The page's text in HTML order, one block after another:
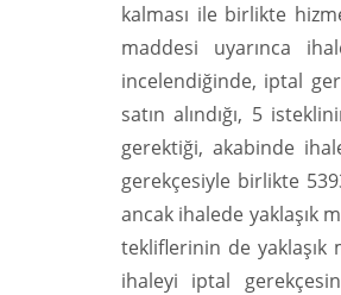
kalması ile birlikte
maddesi uyarınca
incelendiğinde, iptal
satın alındığı, 5
gerektiği, akabinde
gerekçesiyle birlikte
ancak ihalede yaklaşık
tekliflerinin de
ihaleyi iptal